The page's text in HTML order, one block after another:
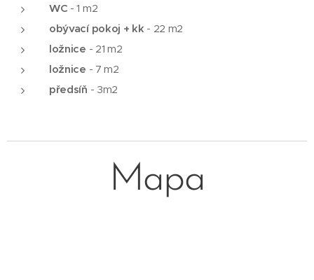
WC - 1 m2
obývací pokoj + kk - 22 m2
ložnice - 21 m2
ložnice - 7 m2
předsíň - 3m2
Mapa